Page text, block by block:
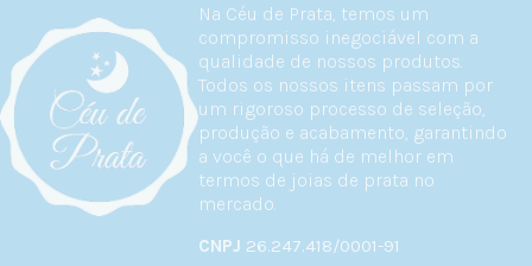
Na Céu de Prata, temos um
compromisso inegociável com a
qualidade de nossos produtos.
Todos os nossos itens passam por
um rigoroso processo de seleção,
produção e acabamento, garantindo
a você o que há de melhor em
termos de joias de prata no
mercado.
CNPJ 26.247.418/0001-91